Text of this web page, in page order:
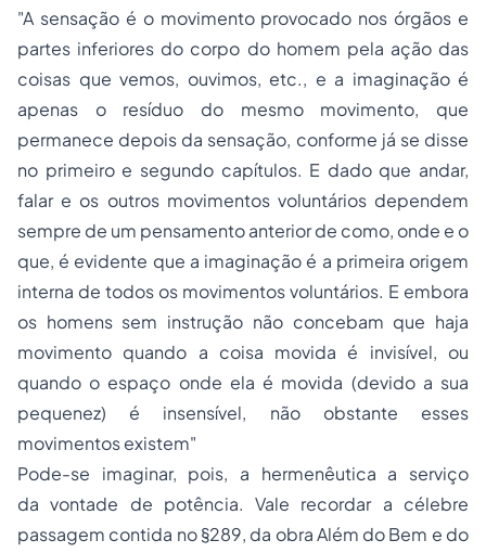
"A sensação é o movimento provocado nos órgãos e
partes inferiores do corpo do homem pela ação das
coisas que vemos, ouvimos, etc., e a imaginação é
apenas o resíduo do mesmo movimento, que
permanece depois da sensação, conforme já se disse
no primeiro e segundo capítulos. E dado que andar,
falar e os outros movimentos voluntários dependem
sempre de um pensamento anterior de como, onde e o
que, é evidente que a imaginação é a primeira origem
interna de todos os movimentos voluntários. E embora
os homens sem instrução não concebam que haja
movimento quando a coisa movida é invisível, ou
quando o espaço onde ela é movida (devido a sua
pequenez) é insensível, não obstante esses
movimentos existem"
Pode-se imaginar, pois, a hermenêutica a serviço
da vontade de potência. Vale recordar a célebre
passagem contida no §289, da obra Além do Bem e do